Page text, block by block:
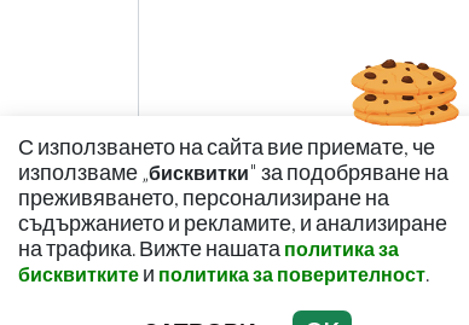
С използването на сайта вие приемате, че
използваме „бисквитки" за подобряване на
преживяването, персонализиране на
съдържанието и рекламите, и анализиране
на трафика. Вижте нашата политика за
бисквитките и политика за поверителност.